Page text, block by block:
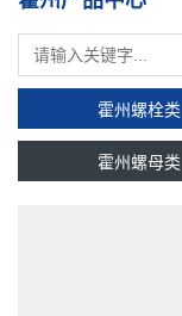
霍州螺栓类
霍州螺母类